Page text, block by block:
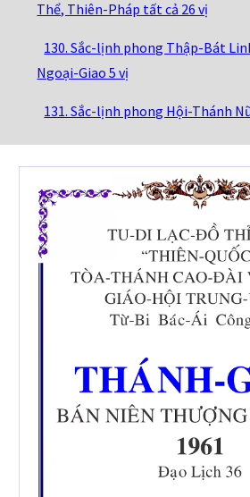
Thể, Thiên-Pháp tất cả 26 vị
130. Sắc-lịnh phong Thập-Bát
Ngoại-Giao 5 vị
131. Sắc-lịnh phong Hội-Thánh